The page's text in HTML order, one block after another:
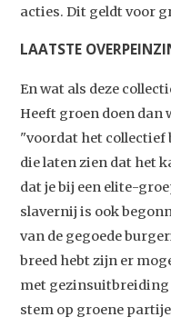
acties. Dit geldt voor
LAATSTE
En wat als deze
Heeft groen doen dan
"voordat het collectief
die laten zien dat het
dat je bij een elite-
slavernij is ook
van de gegoede
breed hebt zijn er
met gezinsuitbreiding
stem op groene